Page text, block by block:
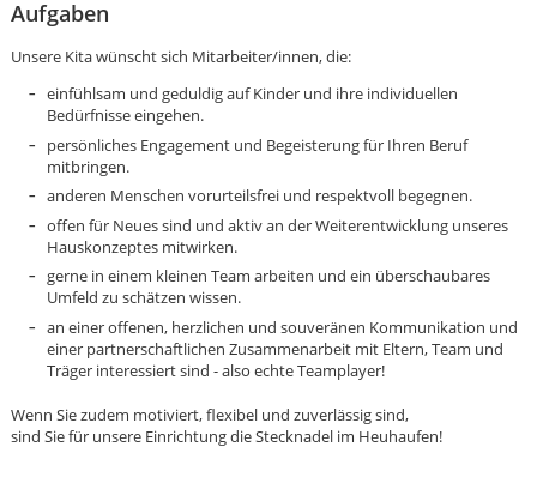
Aufgaben
Unsere Kita wünscht sich Mitarbeiter/innen, die:
einfühlsam und geduldig auf Kinder und ihre individuellen
Bedürfnisse eingehen.
persönliches Engagement und Begeisterung für Ihren Beruf
mitbringen.
anderen Menschen vorurteilsfrei und respektvoll begegnen.
offen für Neues sind und aktiv an der Weiterentwicklung unseres
Hauskonzeptes mitwirken.
gerne in einem kleinen Team arbeiten und ein überschaubares
Umfeld zu schätzen wissen.
an einer offenen, herzlichen und souveränen Kommunikation und
einer partnerschaftlichen Zusammenarbeit mit Eltern, Team und
Träger interessiert sind - also echte Teamplayer!
Wenn Sie zudem motiviert, flexibel und zuverlässig sind,
sind Sie für unsere Einrichtung die Stecknadel im Heuhaufen!
Karte anzeigen